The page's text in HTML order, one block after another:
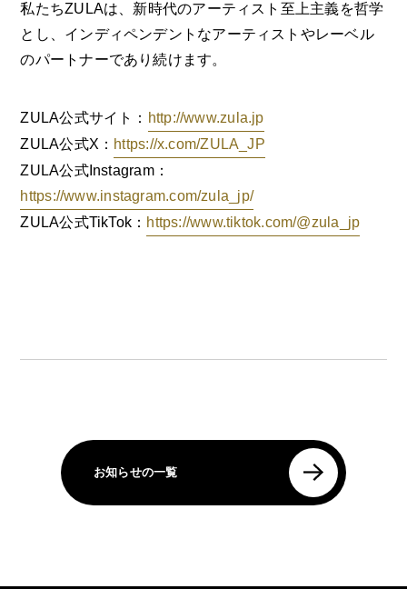
私たちZULAは、新時代のアーティスト至上主義を哲学
とし、インディペンデントなアーティストやレーベル
のパートナーであり続けます。
ZULA公式サイト： http://www.zula.jp
ZULA公式X： https://x.com/ZULA_JP
ZULA公式Instagram：
https://www.instagram.com/zula_jp/
ZULA公式TikTok： https://www.tiktok.com/@zula_jp
お知らせの一覧